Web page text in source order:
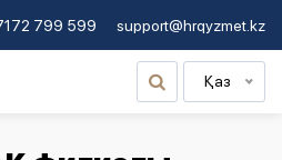
799 599 support@hrqyzmet.kz
Қаз